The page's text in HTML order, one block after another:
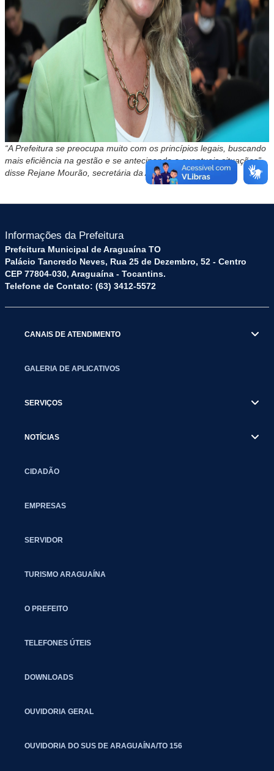
“A Prefeitura se preocupa muito com os princípios legais, buscando
mais eficiência na gestão e se antecipando a eventuais situações”,
disse Rejane Mourão, secretária da Administração
Informações da Prefeitura
Prefeitura Municipal de Araguaína TO
Palácio Tancredo Neves, Rua 25 de Dezembro, 52 - Centro
CEP 77804-030, Araguaína - Tocantins.
Telefone de Contato: (63) 3412-5572
CANAIS DE ATENDIMENTO
GALERIA DE APLICATIVOS
SERVIÇOS
NOTÍCIAS
CIDADÃO
EMPRESAS
SERVIDOR
TURISMO ARAGUAÍNA
O PREFEITO
TELEFONES ÚTEIS
DOWNLOADS
OUVIDORIA GERAL
OUVIDORIA DO SUS DE ARAGUAÍNA/TO 156